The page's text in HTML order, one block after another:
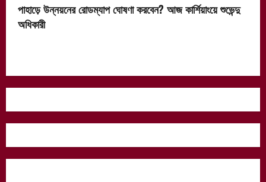
পাহাড়ে উন্নয়নের রোডম্যাপ ঘোষণা করবেন? আজ কার্শিয়াংয়ে শুভেন্দু
অধিকারী